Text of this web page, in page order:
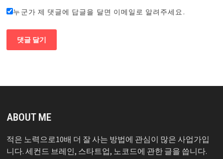
누군가 제 댓글에 답글을 달면 이메일로 알려주세요.
ABOUT ME
적은 노력으로10배 더 잘 사는 방법에 관심이 많은 사업가입
니다. 세컨드 브레인, 스타트업, 노코드에 관한 글을 씁니다.